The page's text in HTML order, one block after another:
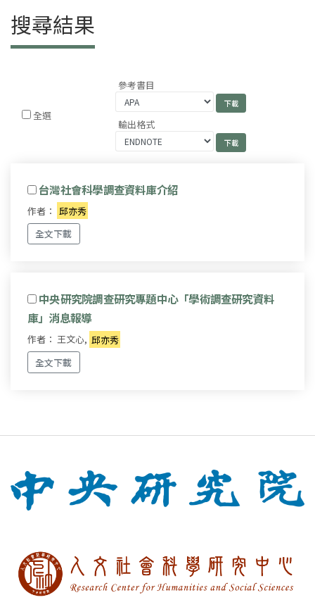
搜尋結果
全選
參考書目
輸出格式
台灣社會科學調查資料庫介紹
作者：
邱亦秀
全文下載
中央研究院調查研究專題中心「學術調查研究資料
庫」消息報導
作者： 王文心, 邱亦秀
全文下載